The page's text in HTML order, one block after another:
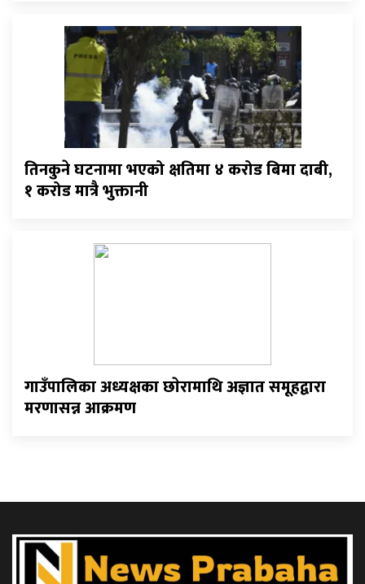
तिनकुने घटनामा भएको क्षतिमा ४ करोड बिमा दाबी,
१ करोड मात्रै भुक्तानी
गाउँपालिका अध्यक्षका छाेरामाथि अज्ञात समूहद्वारा
मरणासन्न आक्रमण